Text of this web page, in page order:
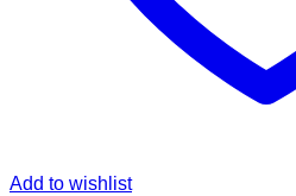
Add to wishlist